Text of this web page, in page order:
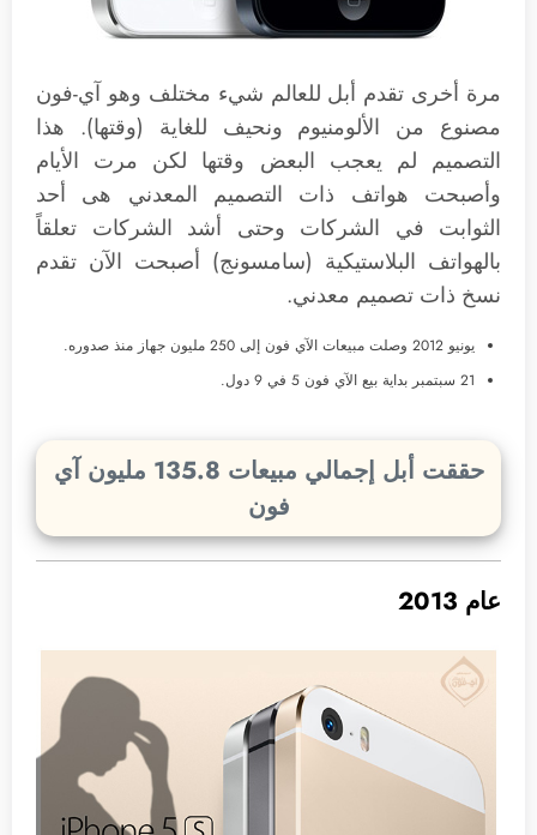
مرة أخرى تقدم أبل للعالم شيء مختلف وهو آي-فون
مصنوع من الألومنيوم ونحيف للغاية (وقتها). هذا
التصميم لم يعجب البعض وقتها لكن مرت الأيام
وأصبحت هواتف ذات التصميم المعدني هى أحد
الثوابت في الشركات وحتى أشد الشركات تعلقاً
بالهواتف البلاستيكية (سامسونج) أصبحت الآن تقدم
نسخ ذات تصميم معدني.
يونيو 2012 وصلت مبيعات الآي فون إلى 250 مليون جهاز منذ صدوره.
21 سبتمبر بداية بيع الآي فون 5 في 9 دول.
حققت أبل إجمالي مبيعات 135.8 مليون آي
فون
عام 2013